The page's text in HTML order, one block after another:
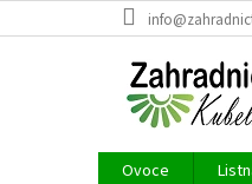
na
Ovoce